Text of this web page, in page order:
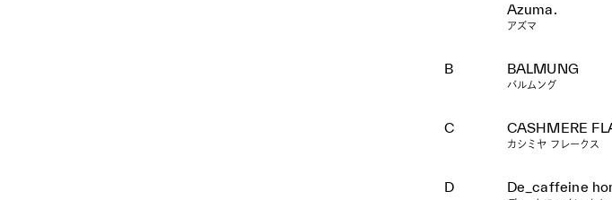
Azuma.
アズマ
B BALMUNG
バルムング
C CASHMERE
カシミヤ フレークス
D De_caffeine